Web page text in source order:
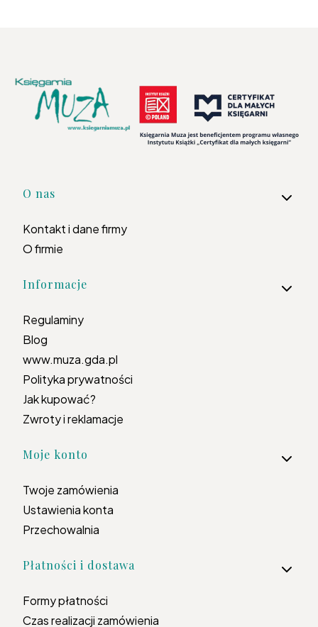
Linki w stopce
O nas
Kontakt i dane firmy
O firmie
Informacje
Regulaminy
Blog
www.muza.gda.pl
Polityka prywatności
Jak kupować?
Zwroty i reklamacje
Moje konto
Twoje zamówienia
Ustawienia konta
Przechowalnia
Płatności i dostawa
Formy płatności
Czas realizacji zamówienia